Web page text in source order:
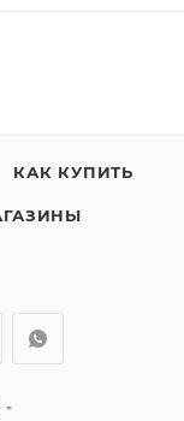
КАК КУПИТЬ